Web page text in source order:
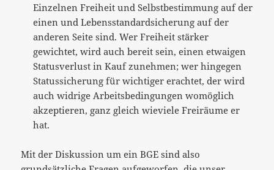
Einzelnen Freiheit und Selbstbestimmung auf der
einen und Lebensstandardsicherung auf der
anderen Seite sind. Wer Freiheit stärker
gewichtet, wird auch bereit sein, einen etwaigen
Statusverlust in Kauf zunehmen; wer hingegen
Statussicherung für wichtiger erachtet, der wird
auch widrige Arbeitsbedingungen womöglich
akzeptieren, ganz gleich wieviele Freiräume er
hat.
Mit der Diskussion um ein BGE sind also